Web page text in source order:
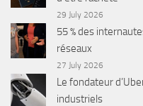
29 July 2026
55 % des
réseaux
27 July 2026
Le fondateur
industriels